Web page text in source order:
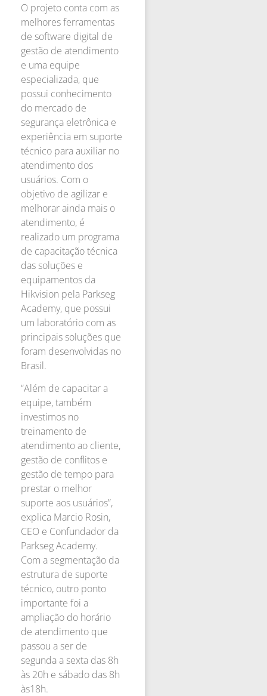
O projeto conta com as
melhores ferramentas
de software digital de
gestão de atendimento
e uma equipe
especializada, que
possui conhecimento
do mercado de
segurança eletrônica e
experiência em suporte
técnico para auxiliar no
atendimento dos
usuários. Com o
objetivo de agilizar e
melhorar ainda mais o
atendimento, é
realizado um programa
de capacitação técnica
das soluções e
equipamentos da
Hikvision pela Parkseg
Academy, que possui
um laboratório com as
principais soluções que
foram desenvolvidas no
Brasil.
“Além de capacitar a
equipe, também
investimos no
treinamento de
atendimento ao cliente,
gestão de conflitos e
gestão de tempo para
prestar o melhor
suporte aos usuários”,
explica Marcio Rosin,
CEO e Confundador da
Parkseg Academy.
Com a segmentação da
estrutura de suporte
técnico, outro ponto
importante foi a
ampliação do horário
de atendimento que
passou a ser de
segunda a sexta das 8h
às 20h e sábado das 8h
às18h.